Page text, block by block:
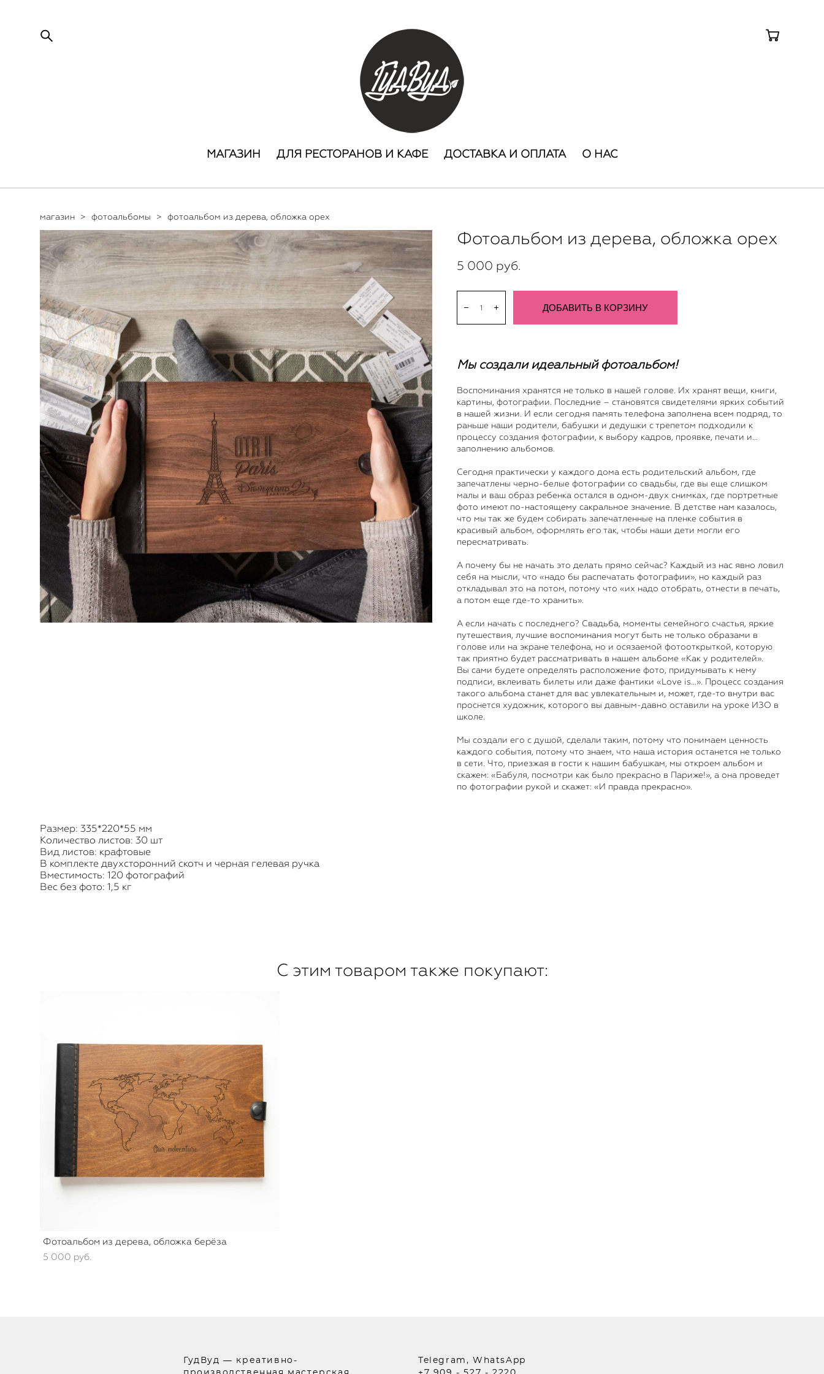
МАГАЗИН ДЛЯ РЕСТОРАНОВ И КАФЕ ДОСТАВКА И ОПЛАТА О НАС
магазин > фотоальбомы > фотоальбом из дерева, обложка орех
Фотоальбом из дерева, обложка орех
5 000 pуб.
ДОБАВИТЬ В КОРЗИНУ
Мы создали идеальный фотоальбом!
Воспоминания хранятся не только в нашей голове. Их хранят вещи, книги,
картины, фотографии. Последние – становятся свидетелями ярких событий
в нашей жизни. И если сегодня память телефона заполнена всем подряд, то
раньше наши родители, бабушки и дедушки с трепетом подходили к
процессу создания фотографии, к выбору кадров, проявке, печати и…
заполнению альбомов.
Сегодня практически у каждого дома есть родительский альбом, где
запечатлены черно-белые фотографии со свадьбы, где вы еще слишком
малы и ваш образ ребенка остался в одном-двух снимках, где портретные
фото имеют по-настоящему сакральное значение. В детстве нам казалось,
что мы так же будем собирать запечатленные на пленке события в
красивый альбом, оформлять его так, чтобы наши дети могли его
пересматривать.
А почему бы не начать это делать прямо сейчас? Каждый из нас явно ловил
себя на мысли, что «надо бы распечатать фотографии», но каждый раз
откладывал это на потом, потому что «их надо отобрать, отнести в печать,
а потом еще где-то хранить».
А если начать с последнего? Свадьба, моменты семейного счастья, яркие
путешествия, лучшие воспоминания могут быть не только образами в
голове или на экране телефона, но и осязаемой фотооткрыткой, которую
так приятно будет рассматривать в нашем альбоме «Как у родителей».
Вы сами будете определять расположение фото, придумывать к нему
подписи, вклеивать билеты или даже фантики «Love is…». Процесс создания
такого альбома станет для вас увлекательным и, может, где-то внутри вас
проснется художник, которого вы давным-давно оставили на уроке ИЗО в
школе.
Мы создали его с душой, сделали таким, потому что понимаем ценность
каждого события, потому что знаем, что наша история останется не только
в сети. Что, приезжая в гости к нашим бабушкам, мы откроем альбом и
скажем: «Бабуля, посмотри как было прекрасно в Париже!», а она проведет
по фотографии рукой и скажет: «И правда прекрасно».
Размер: 335*220*55 мм
Количество листов: 30 шт
Вид листов: крафтовые
В комплекте двухсторонний скотч и черная гелевая ручка
Вместимость: 120 фотографий
Вес без фото: 1,5 кг
С этим товаром также покупают:
Фотоальбом из дерева, обложка берёза
5 000 pуб.
ГудВуд — креативно-
Telegram, WhatsApp